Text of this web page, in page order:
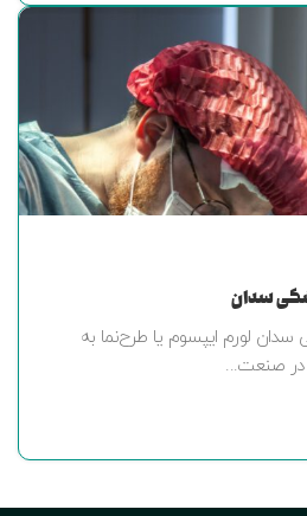
سدان
لورم ایپسوم یا طرح‌نما به
در صنعت...